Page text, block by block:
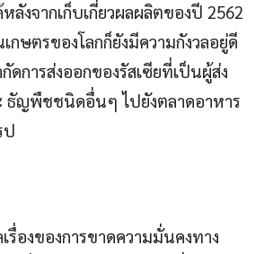
ลังจากเก็บเกี่ยวผลผลิตของปี 2562
กษตรของโลกก็ยังมีความกังวลอยู่ดี
ดการส่งออกของรัสเซียที่เป็นผู้ส่ง
ธัญพืชชนิดอื่นๆ ไปยังตลาดอาหาร
ป
รื่องของการขาดความมั่นคงทาง